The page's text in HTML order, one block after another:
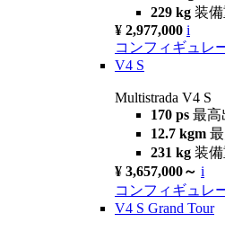
229 kg 装備
¥ 2,977,000 i
コンフィギュレ
V4 S
Multistrada V4 S
170 ps 最高
12.7 kgm
231 kg 装備
¥ 3,657,000～ i
コンフィギュレ
V4 S Grand Tour